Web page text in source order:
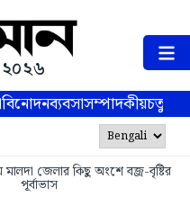
বিনোদনব্যবসাসম্পাদকীয়
জেলার কিছু অংশে বজ্র-বৃষ্টির
পূর্বাভাস